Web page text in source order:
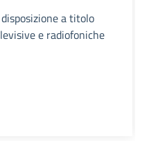
a titolo
e radiofoniche